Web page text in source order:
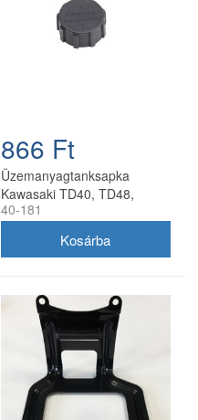
866 Ft
Üzemanyagtanksapka
Kawasaki TD40, TD48,
TF022, TG020, TG024,
40-181